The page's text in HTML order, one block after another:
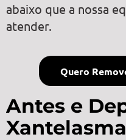
abaixo que a nossa
atender.
Quero
Antes e
Xantelasma